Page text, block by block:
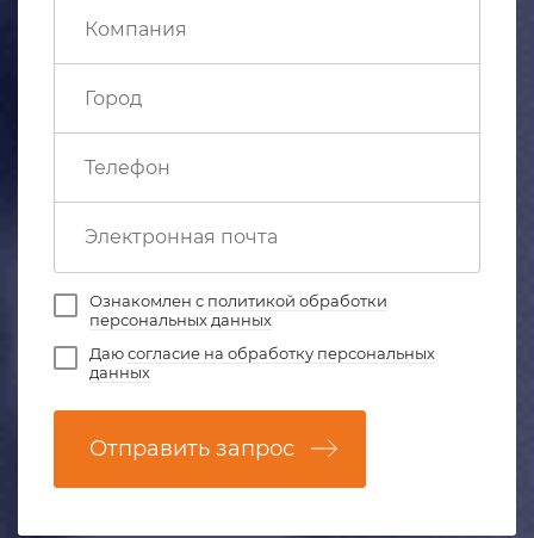
Ознакомлен с политикой обработки
персональных данных
Даюсогласие на обработку персональных
данных
Отправить запрос